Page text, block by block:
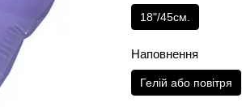
18"/45см.
Наповнення
Гелій або повітря